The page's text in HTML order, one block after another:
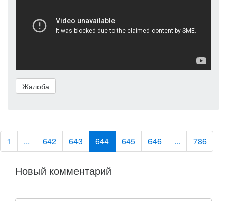
Жалоба
1 ... 642 643 644 645 646 ... 786
Новый комментарий